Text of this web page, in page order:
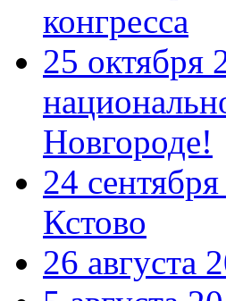
конгресса
25 октября
Новгороде!
24
Кстово
26 августа